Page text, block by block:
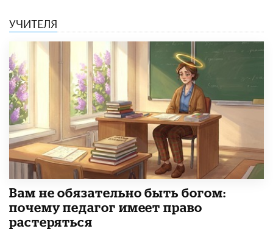
УЧИТЕЛЯ
​Вам не обязательно быть богом:
почему педагог имеет право
растеряться